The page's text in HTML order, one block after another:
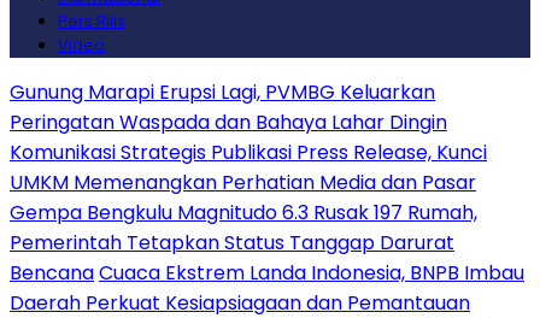
Pers Rilis
Video
Gunung Marapi Erupsi Lagi, PVMBG Keluarkan
Peringatan Waspada dan Bahaya Lahar Dingin
Komunikasi Strategis Publikasi Press Release, Kunci
UMKM Memenangkan Perhatian Media dan Pasar
Gempa Bengkulu Magnitudo 6.3 Rusak 197 Rumah,
Pemerintah Tetapkan Status Tanggap Darurat
BencanaCuaca Ekstrem Landa Indonesia, BNPB Imbau
Daerah Perkuat Kesiapsiagaan dan Pemantauan